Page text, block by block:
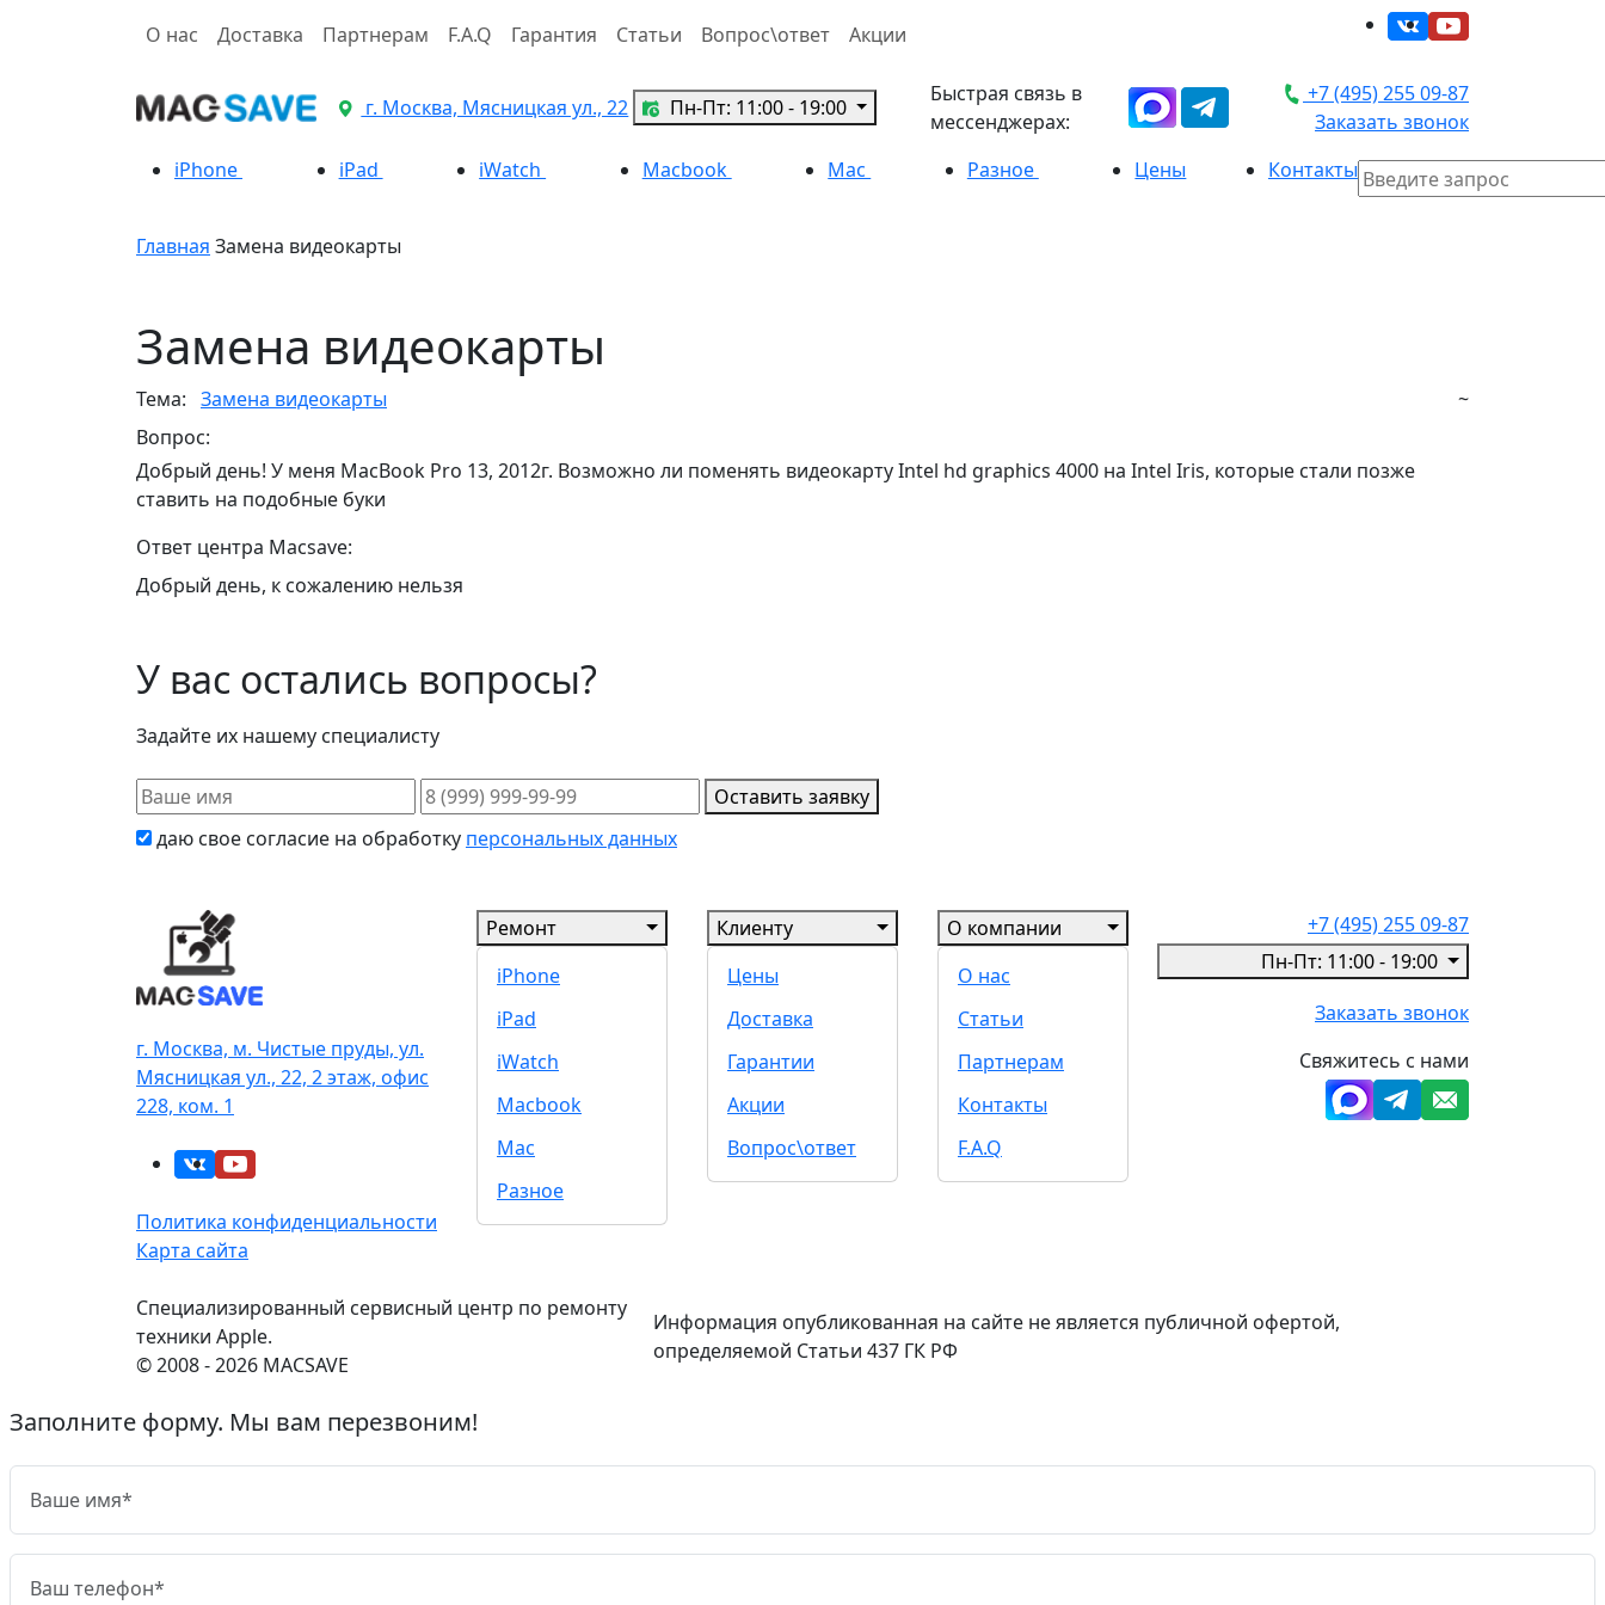
О нас Доставка Партнерам F.A.Q Гарантия Статьи Вопрос\ответ Акции
г. Москва, Мясницкая ул., 22 Пн-Пт: 11:00 - 19:00
Быстрая связь в
мессенджерах:
+7 (495) 255 09-87
Заказать звонок
iPhone
iPad iWatch Macbook Mac Разное Цены Контакты
Главная Замена видеокарты
Замена видеокарты
Тема: Замена видеокарты
~
Вопрос:
Добрый день! У меня MacBook Pro 13, 2012г. Возможно ли поменять видеокарту Intel hd graphics 4000 на Intel Iris, которые стали позже
ставить на подобные буки
Ответ центра Macsave:
Добрый день, к сожалению нельзя
У вас остались вопросы?
Задайте их нашему специалисту
Оставить заявку
даю свое согласие на обработку персональных данных
г. Москва, м. Чистые пруды, ул.
Мясницкая ул., 22, 2 этаж, офис
228, ком. 1
Политика конфиденциальности
Карта сайта
Ремонт
iPhone
iPad
iWatch
Macbook
Mac
Разное
Клиенту
Цены
Доставка
Гарантии
Акции
Вопрос\ответ
О компании
О нас
Статьи
Партнерам
Контакты
F.A.Q
+7 (495) 255 09-87
Пн-Пт: 11:00 - 19:00
Заказать звонок
Свяжитесь с нами
Специализированный сервисный центр по ремонту
техники Apple.
© 2008 - 2026 MACSAVE
Информация опубликованная на сайте не является публичной офертой,
определяемой Статьи 437 ГК РФ
Заполните форму. Мы вам перезвоним!